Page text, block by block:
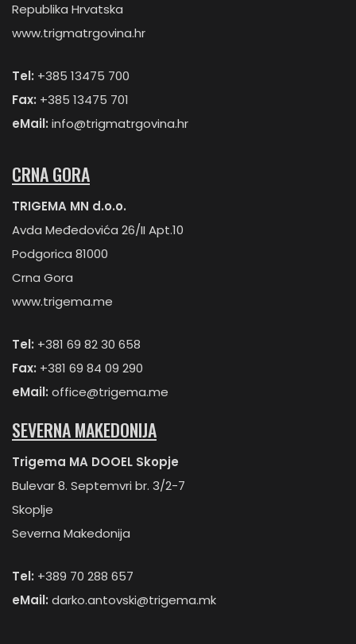
Republika Hrvatska
www.trigmatrgovina.hr
Tel: +385 13475 700
Fax: +385 13475 701
eMail: info@trigmatrgovina.hr
CRNA GORA
TRIGEMA MN d.o.o.
Avda Međedovića 26/II Apt.10
Podgorica 81000
Crna Gora
www.trigema.me
Tel: +381 69 82 30 658
Fax: +381 69 84 09 290
eMail: office@trigema.me
SEVERNA MAKEDONIJA
Trigema MA DOOEL Skopje
Bulevar 8. Septemvri br. 3/2-7
Skoplje
Severna Makedonija
Tel: +389 70 288 657
eMail: darko.antovski@trigema.mk